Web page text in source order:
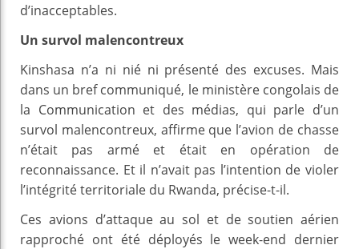
d’inacceptables.
Un survol malencontreux
Kinshasa n’a ni nié ni présenté des excuses. Mais
dans un bref communiqué, le ministère congolais de
la Communication et des médias, qui parle d’un
survol malencontreux, affirme que l’avion de chasse
n’était pas armé et était en opération de
reconnaissance. Et il n’avait pas l’intention de violer
l’intégrité territoriale du Rwanda, précise-t-il.
Ces avions d’attaque au sol et de soutien aérien
rapproché ont été déployés le week-end dernier